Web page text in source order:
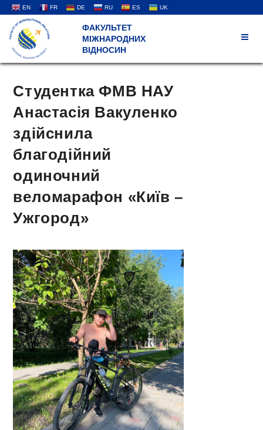
EN FR DE RU ES UK
ФАКУЛЬТЕТ
МІЖНАРОДНИХ
ВІДНОСИН
Студентка ФМВ НАУ
Анастасія Вакуленко
здійснила
благодійний
одиночний
веломарафон «Київ –
Ужгород»